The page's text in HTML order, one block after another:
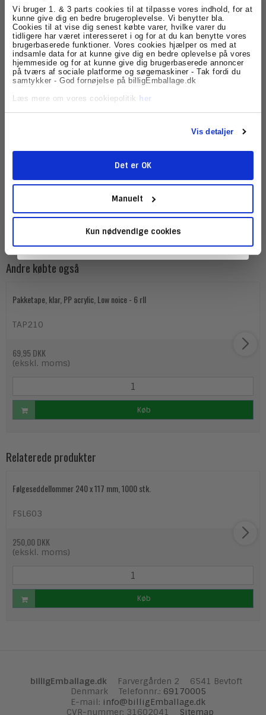
Vi bruger 1. & 3 parts cookies til at tilpasse vores indhold, for at
kunne give dig en bedre brugeroplevelse. Vi benytter bla.
Cookies til at vise dig senest købte varer, hvilke varer du
tidligere har været interesseret i og for at du kan benytte vores
brugerbaserede funktioner. Vores cookies hjælper os med at
indsamle data for at kunne give dig en bedre oplevelse på vores
hjemmeside og for at kunne give dig brugerbaserede annoncer
på tværs af sociale platforme og søgemaskiner - Tak fordi du
samtykker - God fornøjelse på billigEmballage.dk
Læs mere om vores cookiepolitik
her
Vis detaljer
Det er OK
Manuelt
Kun nødvendige cookies
stk. Køb
Beskrivelse Specifikationer
Følgeseddellommer, eller plastlommer til konvolutter,
lommer til ophængning eller til din faktura udenpå din
emballage. Disse følgeseddellommer passer til c5
kuverter, uden at den skal foldes. Det er en fordel specielt
consumer genbrugsplast, som er omsmeltede
plastposer, affald osv.
Køber du emballage hos os får du altid det fulde
emballage, papkasser, kontorartikler osv. til privat og
Andre købte også
Pakketape, klar, PP acrylic, Low noice - 6 rll
TAP210
69,95 DKK
(ekskl. moms)
Køb
Relaterede produkter
Følgeseddellommer 240 x 117 mm, 1000 stk.
FSL603
250,00 DKK
(ekskl. moms)
Køb
billigEmballage.dk Farvergården 2
6541 Bevtoft
Denmark
Telefonnr.: 69170005
E-mail: info@billigEmballage.dk
CVR-nummer: 31602041 Sitemap
Tilmeld dig
nyhedsbrevet
Få skarpe tilbud, nyheder og eksklusive
kundefordele, direkte i din indbakke.
Tilmeld